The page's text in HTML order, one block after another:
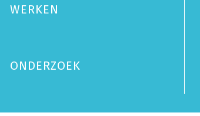
WERKEN
ONDERZOEK